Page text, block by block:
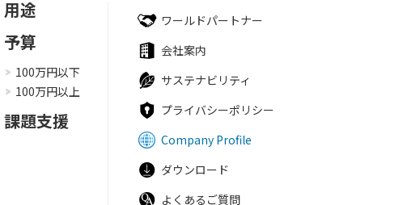
用途
予算
100万円以下
100万円以上
課題支援
ワールドパートナー
会社案内
サステナビリティ
プライバシーポリシー
Company Profile
ダウンロード
よくあるご質問